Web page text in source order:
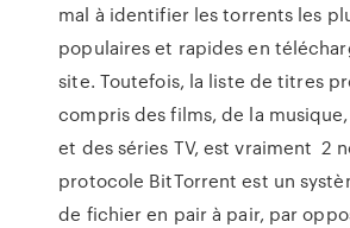
mal à identifier les torrents les
populaires et rapides en
site. Toutefois, la liste de titres
compris des films, de la
et des séries TV, est vraiment 2
protocole BitTorrent est un
de fichier en pair à pair, par